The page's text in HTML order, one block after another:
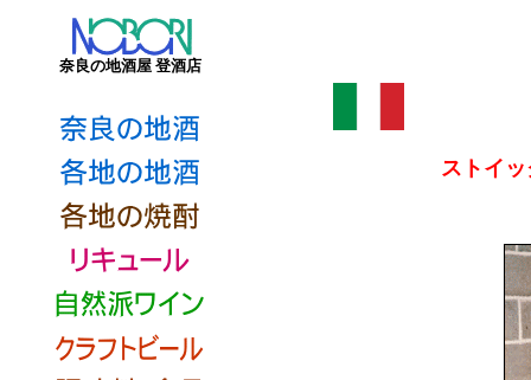
奈良の地酒屋 登酒店
ストイ